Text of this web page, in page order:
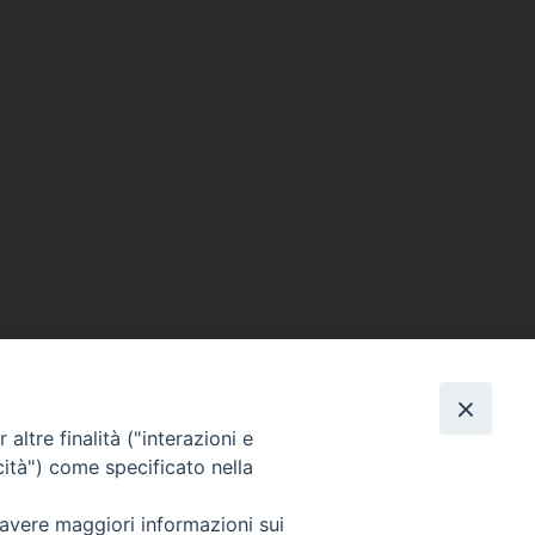
SEGUICI SU
altre finalità ("interazioni e
come specificato nella
maggiori informazioni sui